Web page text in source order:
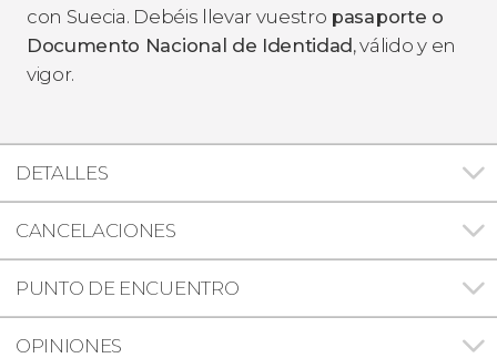
con Suecia. Debéis llevar vuestro pasaporte o
Documento Nacional de Identidad, válido y en
vigor.
DETALLES
CANCELACIONES
PUNTO DE ENCUENTRO
OPINIONES